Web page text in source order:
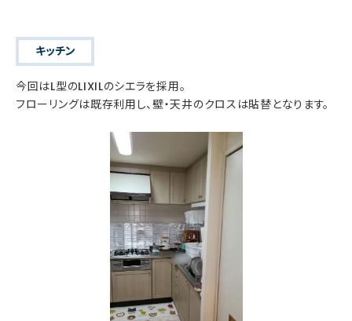
キッチン
今回はL型のLIXILのシエラを採用。
フローリングは既存利用し、壁・天井のクロスは貼替となります。